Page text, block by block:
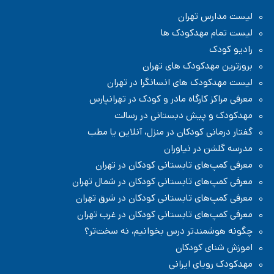
مدرسه دبستان (ابتدایی) پسرانه غیر دولتی در پاسداران تهران
مدرسه دبستان (ابتدایی) در منطقه ۳ تهران
لیست مدارس تهران
لیست تمام مهدکودک ها
رادیو کودک
بروزترین مهدکودک های تهران
لیست مهدکودک های انسانگرا در تهران
معرفی مراکز کارگاه مادر و کودک در تهرانپارس
مهدکودک و پیش دبستانی در رسالت
گفتار درمانی کودکان در منزل، آنلاین یا مطب
مدرسه گلشن در نیاوران
معرفی کمپ‌های تابستانی کودکان در تهران
معرفی کمپ‌های تابستانی کودکان در شمال تهران
معرفی کمپ‌های تابستانی کودکان در شرق تهران
معرفی کمپ‌های تابستانی کودکان در غرب تهران
چگونه هوشمندتر درس بخوانیم، نه سخت‌تر؟
اموزش شنای کودکان
مهدکودک رویای ایرانی